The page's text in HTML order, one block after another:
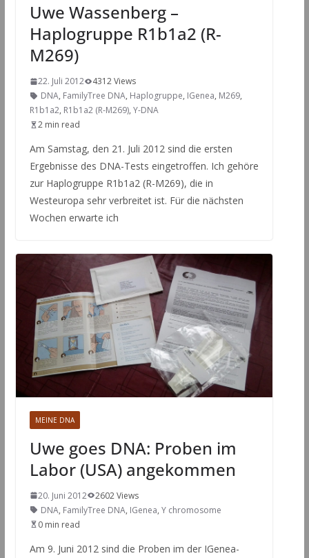
Uwe Wassenberg –
Haplogruppe R1b1a2 (R-
M269)
22. Juli 2012
4312 Views
DNA, FamilyTree DNA, Haplogruppe, IGenea, M269,
R1b1a2, R1b1a2 (R-M269), Y-DNA
2 min read
Am Samstag, den 21. Juli 2012 sind die ersten
Ergebnisse des DNA-Tests eingetroffen. Ich gehöre
zur Haplogruppe R1b1a2 (R-M269), die in
Westeuropa sehr verbreitet ist. Für die nächsten
Wochen erwarte ich
MEINE DNA
Uwe goes DNA: Proben im
Labor (USA) angekommen
20. Juni 2012
2602 Views
DNA, FamilyTree DNA, IGenea, Y chromosome
0 min read
Am 9. Juni 2012 sind die Proben im der IGenea-